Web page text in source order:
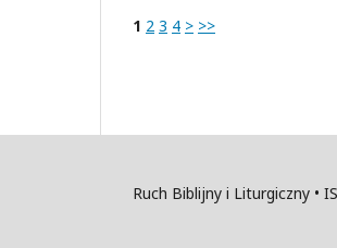
1 2 3 4 > >>
Ruch Biblijny i Liturgiczny •